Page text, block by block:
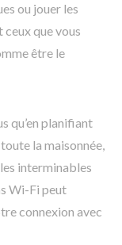
ou jouer les
que vous
être le
qu’en planifiant
la maisonnée,
interminables
Wi-Fi peut
connexion avec